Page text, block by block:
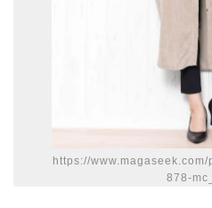
https://
878-